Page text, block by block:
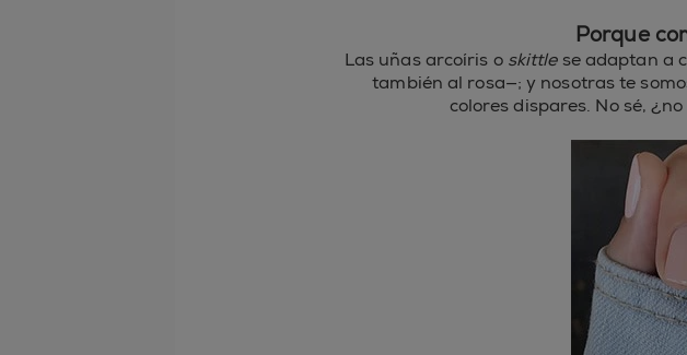
Porque
Las uñas arcoíris o skittlese adaptan a
también al rosa—; y nosotras te
colores dispares. No sé,